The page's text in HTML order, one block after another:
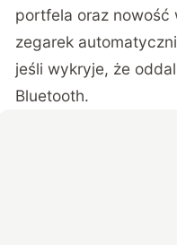
portfela oraz nowość
zegarek
jeśli wykryje, że
Bluetooth.